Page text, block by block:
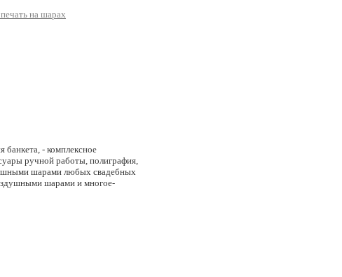
на шарах
банкета, - комплексное
ручной работы, полиграфия,
шарами любых свадебных
шарами и многое-